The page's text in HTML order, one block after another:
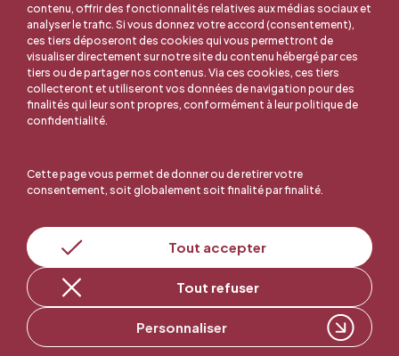
contenu, offrir des fonctionnalités relatives aux médias sociaux et
analyser le trafic. Si vous donnez votre accord (consentement),
ces tiers déposeront des cookies qui vous permettront de
visualiser directement sur notre site du contenu hébergé par ces
tiers ou de partager nos contenus. Via ces cookies, ces tiers
collecteront et utiliseront vos données de navigation pour des
finalités qui leur sont propres, conformément à leur politique de
confidentialité.
Cette page vous permet de donner ou de retirer votre
consentement, soit globalement soit finalité par finalité.
Tout accepter
Tout refuser
Personnaliser
En ligne, c'est facile !
Adhérer au SNEA